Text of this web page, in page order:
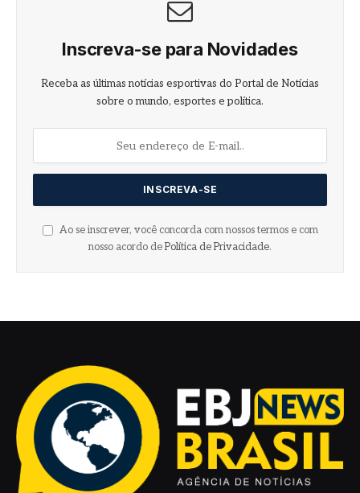
Inscreva-se para Novidades
Receba as últimas notícias esportivas do Portal de Notícias
sobre o mundo, esportes e política.
Ao se inscrever, você concorda com nossos termos e com
nosso acordo de Política de Privacidade.